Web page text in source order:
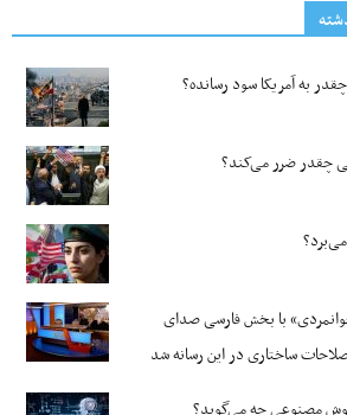
به آمریکا سود رسانده؟
چقدر ضرر می‌کند؟
با بخش فارسی صدای
ساختاری در این رسانه شد